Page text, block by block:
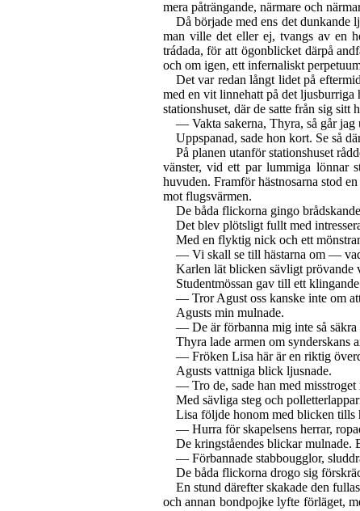
mera påträngande, närmare och
Då började med ens det dunkande
man ville det eller ej, tvangs av en
trádada, för att ögonblicket därpå
och om igen, ett infernaliskt
Det var redan långt lidet på
med en vit linnehatt på det ljusburriga
stationshuset, där de satte från sig sitt
— Vakta sakerna, Thyra, så går jag
Uppspanad, sade hon kort. Se så
På planen utanför stationshuset
vänster, vid ett par lummiga lönnar
huvuden. Framför hästnosarna stod
mot flugsvärmen.
De båda flickorna gingo
Det blev plötsligt fullt med
Med en flyktig nick och ett
— Vi skall se till hästarna om —
Karlen lät blicken sävligt prövande
Studentmössan gav till ett
— Tror Agust oss kanske inte om
Agusts min mulnade.
— De är förbanna mig inte så säkra
Thyra lade armen om synderskans
— Fröken Lisa här är en riktig
Agusts vattniga blick ljusnade.
— Tro de, sade han med misstroget
Med sävliga steg och
Lisa följde honom med blicken tills
— Hurra för skapelsens herrar,
De kringståendes blickar mulnade.
— Förbannade stabbougglor,
De båda flickorna drogo sig
En stund därefter skakade den
och annan bondpojke lyfte förläget,